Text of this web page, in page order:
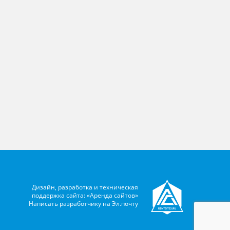
Дизайн, разработка и техническая
поддержка сайта: «Аренда сайтов»
Написать разработчику наЭл.почту